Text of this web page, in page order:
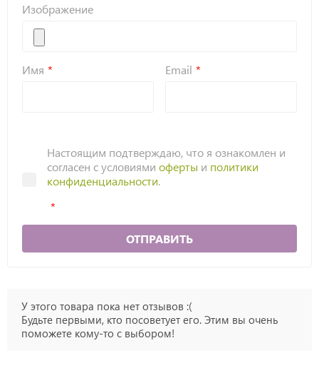
Изображение
Имя Email
Настоящим подтверждаю, что я ознакомлен и
согласен с условиями оферты и политики
конфиденциальности.
ОТПРАВИТЬ
У этого товара пока нет отзывов :(
Будьте первыми, кто посоветует его. Этим вы очень
поможете кому-то с выбором!